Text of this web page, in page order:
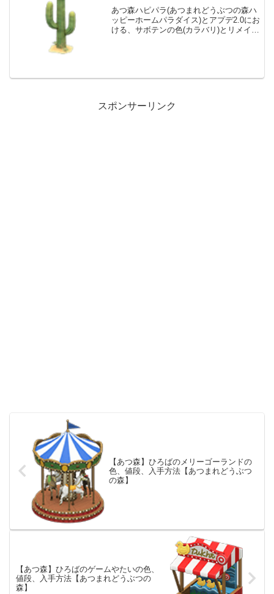
あつ森ハピパラ(あつまれどうぶつの森ハ
ッピーホームパラダイス)とアプデ2.0にお
ける、サボテンの色(カラバリ)とリメイ
スポンサーリンク
【あつ森】ひろばのメリーゴーランドの
色、値段、入手方法【あつまれどうぶつ
の森】
【あつ森】ひろばのゲームやたいの色、
値段、入手方法【あつまれどうぶつの
森】